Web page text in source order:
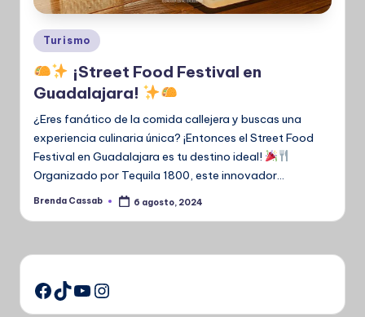
Publicado
en
Turismo
¡Street Food Festival en
Guadalajara!
¿Eres fanático de la comida callejera y buscas una
experiencia culinaria única? ¡Entonces el Street Food
Festival en Guadalajara es tu destino ideal!
Organizado por Tequila 1800, este innovador…
Publicado
Brenda Cassab 6 agosto, 2024
Facebook
TikTok
YouTube
Instagram